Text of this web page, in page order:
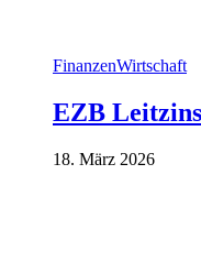
FinanzenWirtschaft
EZB
18. März 2026